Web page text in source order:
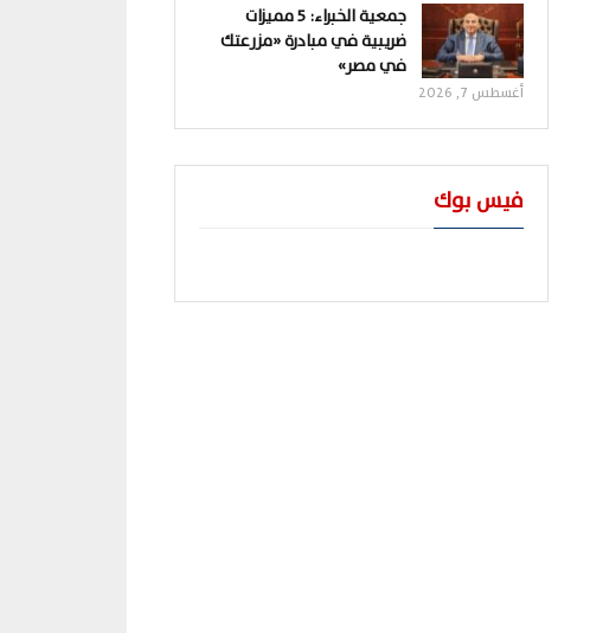
جمعية الخبراء: 5 مميزات
ضريبية في مبادرة «مزرعتك
في مصر»
أغسطس 7, 2026
فيس بوك